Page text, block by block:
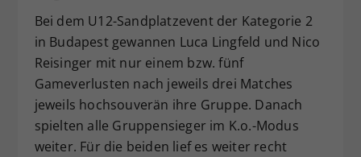
Bei dem U12-Sandplatzevent der Kategorie 2
in Budapest gewannen Luca Lingfeld und Nico
Reisinger mit nur einem bzw. fünf
Gameverlusten nach jeweils drei Matches
jeweils hochsouverän ihre Gruppe. Danach
spielten alle Gruppensieger im K.o.-Modus
weiter. Für die beiden lief es weiter recht